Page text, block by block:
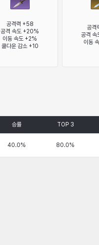
공격력 +58
공격 속도 +20%
이동 속도 +2%
쿨다운 감소 +10
공격
공격
이동
승률 TOP 3
40.0% 80.0%